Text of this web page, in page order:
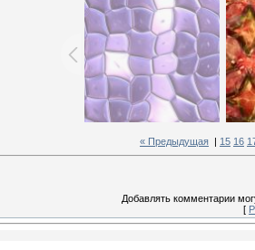
« Предыдущая 15 16
Добавлять комментарии
[